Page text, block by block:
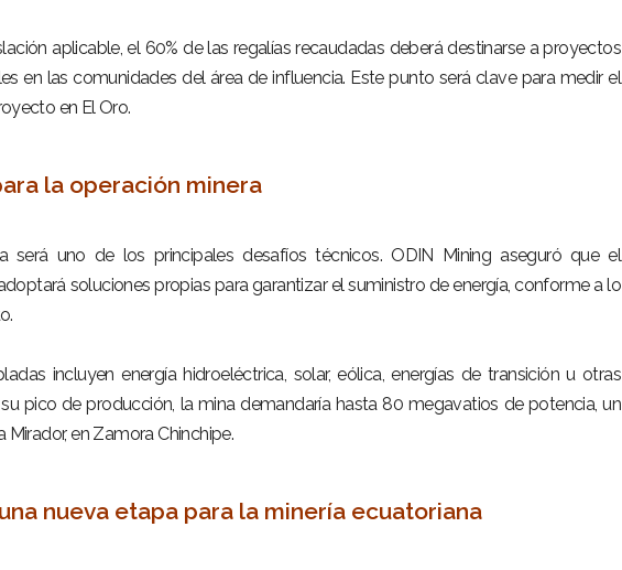
aplicable, el 60% de las regalías recaudadas deberá destinarse a proyectos
en las comunidades del área de influencia. Este punto será clave para medir el
en El Oro.
la operación minera
será uno de los principales desafíos técnicos. ODIN Mining aseguró que el
soluciones propias para garantizar el suministro de energía, conforme a lo
incluyen energía hidroeléctrica, solar, eólica, energías de transición u otras
pico de producción, la mina demandaría hasta 80 megavatios de potencia, un
Mirador, en Zamora Chinchipe.
nueva etapa para la minería ecuatoriana